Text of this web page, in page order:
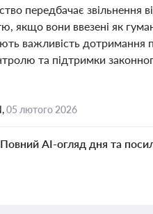
передбачає звільнення
якщо вони ввезені як
важливість дотримання
та підтримки
05 лютого 2026
Повний AI-огляд дня та